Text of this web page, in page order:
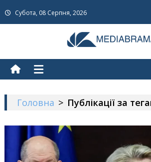
to
Субота, 08 Серпня, 2026
Головна > Публікації за